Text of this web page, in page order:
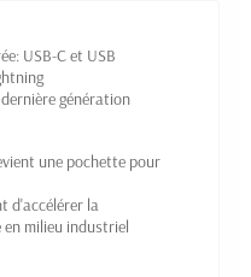
USB-C et USB
génération
une pochette pour
d'accélérer la
milieu industriel